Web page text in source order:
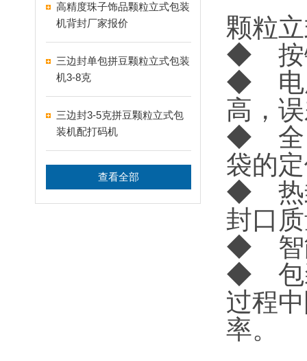
高精度珠子饰品颗粒立式包装
机背封厂家报价
三边封单包拼豆颗粒立式包装
机3-8克
三边封3-5克拼豆颗粒立式包
装机配打码机
查看全部
颗粒
◆ 按
◆ 电
高，
◆ 全
袋的
◆ 热
封口
◆ 智
◆ 包
过程
率。